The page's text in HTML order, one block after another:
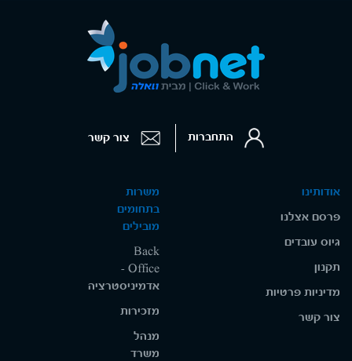
אודותינו
פרסם אצלנו
גיוס עובדים
תקנון
מדיניות פרטיות
צור קשר
משרות
בתחומים
מובילים
Back
Office -
אדמיניסטרציה
מזכירות
מנהל
משרד